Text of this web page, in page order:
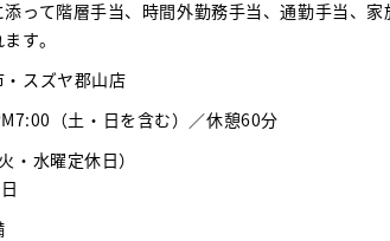
って階層手当、時間外勤務手当、通勤手当、
す。
スズヤ郡山店
（土・日を含む）／休憩60分
・水曜定休日）